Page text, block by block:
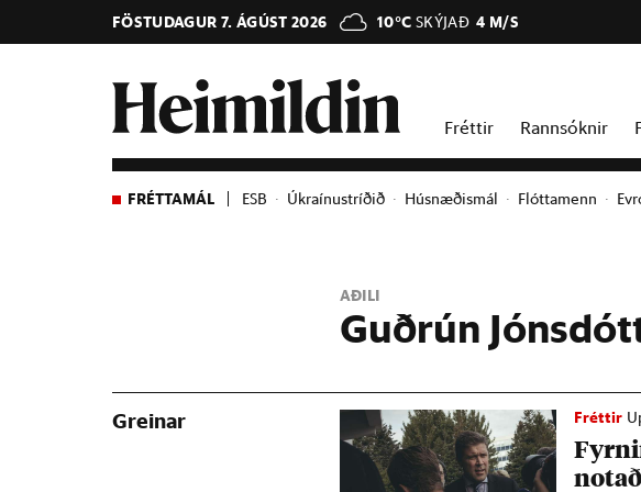
FÖSTUDAGUR 7. ÁGÚST 2026 10°C SKÝJAÐ 4 M/S
Fréttir Rannsóknir
FRÉTTAMÁL ESB Úkraínustríðið Húsnæðismál Flóttamenn
AÐILI
Guðrún
Greinar Fréttir